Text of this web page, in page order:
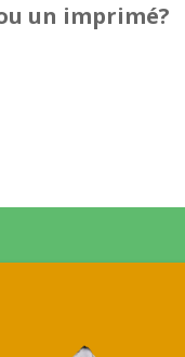
un imprimé?